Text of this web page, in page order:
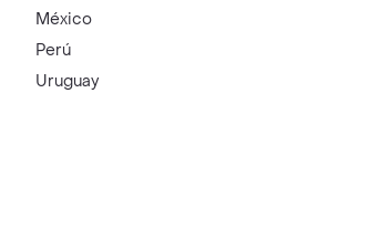
México
Perú
Uruguay